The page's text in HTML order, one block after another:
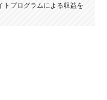
トプログラムによる収益を